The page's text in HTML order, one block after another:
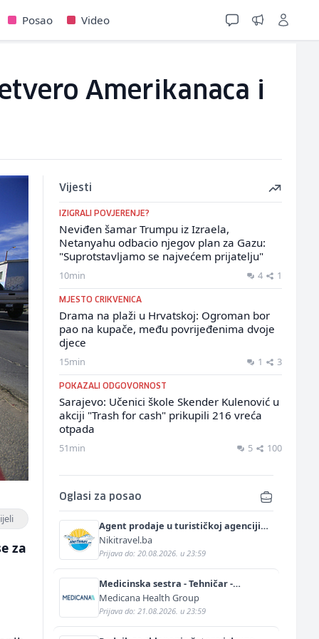
Posao Video
Amerikanaca i
za
Vijesti
IZIGRALI POVJERENJE?
Neviđen šamar Trumpu iz Izraela,
Netanyahu odbacio njegov plan za Gazu:
"Suprotstavljamo se najvećem prijatelju"
10min 4 1
MJESTO CRIKVENICA
Drama na plaži u Hrvatskoj: Ogroman bor
pao na kupače, među povrijeđenima dvoje
djece
15min 1 3
POKAZALI ODGOVORNOST
Sarajevo: Učenici škole Skender Kulenović u
akciji "Trash for cash" prikupili 216 vreća
otpada
51min 5 100
Oglasi za posao
Agent prodaje u turističkoj agenciji
(m/ž)
Nikitravel.ba
Prijava do: 20.08.2026. u 23:59
Medicinska sestra - Tehničar -
Anestetičar (m/ž)
Medicana Health Group
Prijava do: 21.08.2026. u 23:59